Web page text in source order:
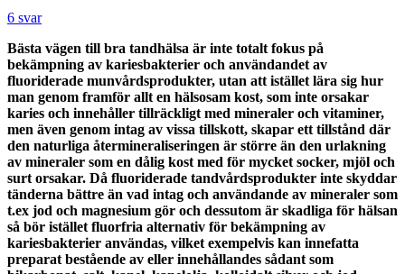
6 svar
Bästa vägen till bra tandhälsa är inte totalt fokus på
bekämpning av kariesbakterier och användandet av
fluoriderade munvårdsprodukter, utan att istället lära sig hur
man genom framför allt en hälsosam kost, som inte orsakar
karies och innehåller tillräckligt med mineraler och vitaminer,
men även genom intag av vissa tillskott, skapar ett tillstånd där
den naturliga återmineraliseringen är större än den urlakning
av mineraler som en dålig kost med för mycket socker, mjöl och
surt orsakar. Då fluoriderade tandvårdsprodukter inte skyddar
tänderna bättre än vad intag och användande av mineraler som
t.ex jod och magnesium gör och dessutom är skadliga för hälsan
så bör istället fluorfria alternativ för bekämpning av
kariesbakterier användas, vilket exempelvis kan innefatta
preparat bestående av eller innehållandes sådant som